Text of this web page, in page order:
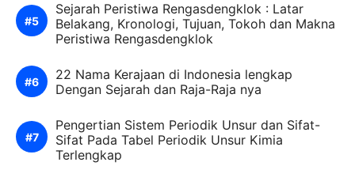
Sejarah Peristiwa Rengasdengklok : Latar
Belakang, Kronologi, Tujuan, Tokoh dan Makna
Peristiwa Rengasdengklok
22 Nama Kerajaan di Indonesia lengkap
Dengan Sejarah dan Raja-Raja nya
Pengertian Sistem Periodik Unsur dan Sifat-
Sifat Pada Tabel Periodik Unsur Kimia
Terlengkap